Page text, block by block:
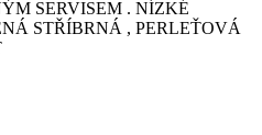
SERVISEM . NÍZKÉ
STŘÍBRNÁ , PERLEŤOVÁ